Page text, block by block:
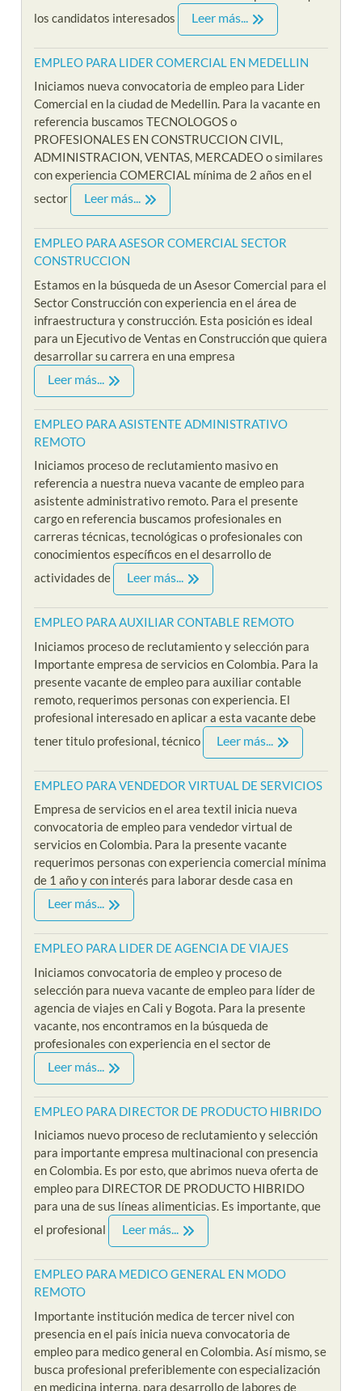
los candidatos interesados
Leer más...
EMPLEO PARA LIDER COMERCIAL EN MEDELLIN
Iniciamos nueva convocatoria de empleo para Lider
Comercial en la ciudad de Medellin. Para la vacante en
referencia buscamos TECNOLOGOS o
PROFESIONALES EN CONSTRUCCION CIVIL,
ADMINISTRACION, VENTAS, MERCADEO o similares
con experiencia COMERCIAL mínima de 2 años en el
sector
Leer más...
EMPLEO PARA ASESOR COMERCIAL SECTOR
CONSTRUCCION
Estamos en la búsqueda de un Asesor Comercial para el
Sector Construcción con experiencia en el área de
infraestructura y construcción. Esta posición es ideal
para un Ejecutivo de Ventas en Construcción que quiera
desarrollar su carrera en una empresa
Leer más...
EMPLEO PARA ASISTENTE ADMINISTRATIVO
REMOTO
Iniciamos proceso de reclutamiento masivo en
referencia a nuestra nueva vacante de empleo para
asistente administrativo remoto. Para el presente
cargo en referencia buscamos profesionales en
carreras técnicas, tecnológicas o profesionales con
conocimientos específicos en el desarrollo de
actividades de
Leer más...
EMPLEO PARA AUXILIAR CONTABLE REMOTO
Iniciamos proceso de reclutamiento y selección para
Importante empresa de servicios en Colombia. Para la
presente vacante de empleo para auxiliar contable
remoto, requerimos personas con experiencia. El
profesional interesado en aplicar a esta vacante debe
tener titulo profesional, técnico
Leer más...
EMPLEO PARA VENDEDOR VIRTUAL DE SERVICIOS
Empresa de servicios en el area textil inicia nueva
convocatoria de empleo para vendedor virtual de
servicios en Colombia. Para la presente vacante
requerimos personas con experiencia comercial mínima
de 1 año y con interés para laborar desde casa en
Leer más...
EMPLEO PARA LIDER DE AGENCIA DE VIAJES
Iniciamos convocatoria de empleo y proceso de
selección para nueva vacante de empleo para líder de
agencia de viajes en Cali y Bogota. Para la presente
vacante, nos encontramos en la búsqueda de
profesionales con experiencia en el sector de
Leer más...
EMPLEO PARA DIRECTOR DE PRODUCTO HIBRIDO
Iniciamos nuevo proceso de reclutamiento y selección
para importante empresa multinacional con presencia
en Colombia. Es por esto, que abrimos nueva oferta de
empleo para DIRECTOR DE PRODUCTO HIBRIDO
para una de sus líneas alimenticias. Es importante, que
el profesional
Leer más...
EMPLEO PARA MEDICO GENERAL EN MODO
REMOTO
Importante institución medica de tercer nivel con
presencia en el país inicia nueva convocatoria de
empleo para medico general en Colombia. Así mismo, se
busca profesional preferiblemente con especialización
en medicina interna, para desarrollo de labores de